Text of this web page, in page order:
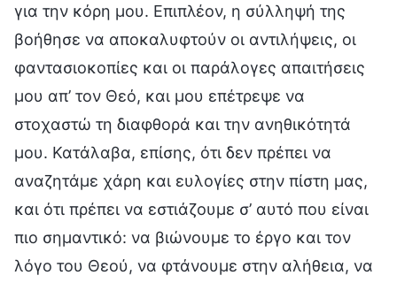
για την κόρη μου. Επιπλέον, η σύλληψή της
βοήθησε να αποκαλυφτούν οι αντιλήψεις, οι
φαντασιοκοπίες και οι παράλογες απαιτήσεις
μου απ’ τον Θεό, και μου επέτρεψε να
στοχαστώ τη διαφθορά και την ανηθικότητά
μου. Κατάλαβα, επίσης, ότι δεν πρέπει να
αναζητάμε χάρη και ευλογίες στην πίστη μας,
και ότι πρέπει να εστιάζουμε σ’ αυτό που είναι
πιο σημαντικό: να βιώνουμε το έργο και τον
λόγο του Θεού, να φτάνουμε στην αλήθεια, να